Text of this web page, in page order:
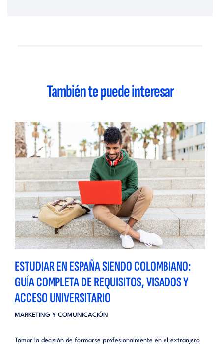
También te puede interesar
ESTUDIAR EN ESPAÑA SIENDO COLOMBIANO:
GUÍA COMPLETA DE REQUISITOS, VISADOS Y
ACCESO UNIVERSITARIO
MARKETING Y COMUNICACIÓN
Tomar la decisión de formarse profesionalmente en el extranjero